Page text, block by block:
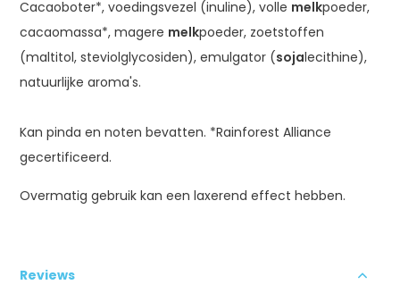
Cacaoboter*, voedingsvezel (inuline), volle melkpoeder,
cacaomassa*, magere melkpoeder, zoetstoffen
(maltitol, steviolglycosiden), emulgator (sojalecithine),
natuurlijke aroma's.
Kan pinda en noten bevatten. *Rainforest Alliance
gecertificeerd.
Overmatig gebruik kan een laxerend effect hebben.
Reviews